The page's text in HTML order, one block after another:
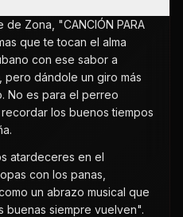
Zona, "CANCIÓN PARA
que te tocan el alma
con ese sabor a
dándole un giro más
No es para el perreo
los buenos tiempos
atardeceres en el
con los panas,
un abrazo musical que
buenas siempre vuelven".